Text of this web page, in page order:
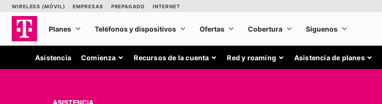
Asistencia Comienza Recursos de la cuenta Red y roaming Asistencia de planes